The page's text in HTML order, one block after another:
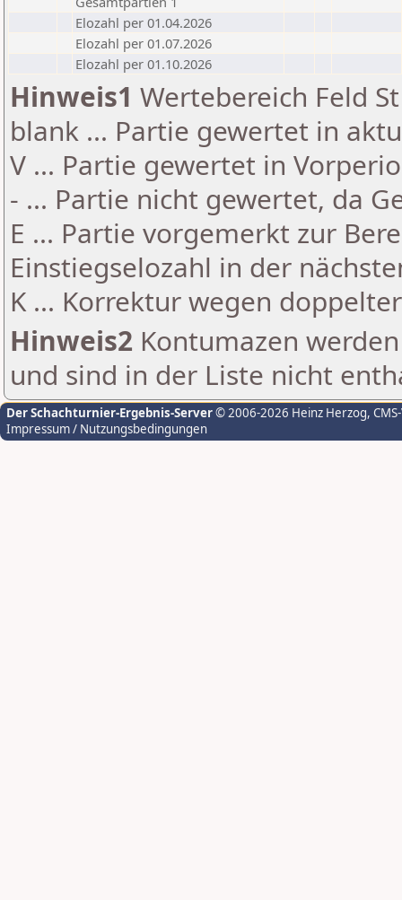
Elozahl per 01.04.2026
Elozahl per 01.07.2026
Elozahl per 01.10.2026
Hinweis1 Wertebereich Feld
blank ... Partie gewertet in
V ... Partie gewertet in
- ... Partie nicht gewertet, da
E ... Partie vorgemerkt zur
Einstiegselozahl in der
K ... Korrektur wegen
Hinweis2 Kontumazen
und sind in der Liste nicht
Der Schachturnier-Ergebnis-Server© 2006-2026 Heinz Herzog,
Impressum / Nutzungsbedingungen